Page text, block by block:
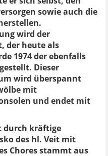
sowie auch die
wird der
der heute als
1974 der ebenfalls
Dieser
wird überspannt
mit
und endet mit
durch kräftige
des hl. Veit mit
Chores stammt aus